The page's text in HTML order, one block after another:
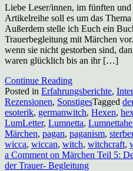
Liebe Leser/innen, im fünften
Artikelreihe soll es um das
Außerdem stelle ich Euch ein
Trauerbegleitung mit Märchen
wenn sie nicht gestorben sind,
waren glücklich bis an ihr […]
Continue Reading
Posted in Erfahrungsberichte,
Rezensionen, SonstigesTagged
esoterik, germanwitch, Hexen,
LumLetter, Lumnetta,
Märchen, pagan, paganism,
wicca, wiccan, witch, witchcraft,
a Comment on Märchen Teil 5:
der Trauer- Begleitung